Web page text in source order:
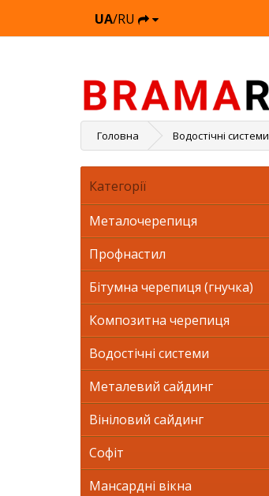
UA/RU
Головна Водостічні системи
Категорії
Металочерепиця
Профнастил
Бітумна черепиця (гнучка)
Композитна черепиця
Водостічні системи
Металевий сайдинг
Вініловий сайдинг
Софіт
Мансардні вікна